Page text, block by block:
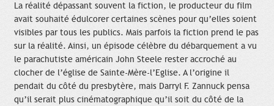
La réalité dépassant souvent la fiction, le producteur du film
avait souhaité édulcorer certaines scènes pour qu’elles soient
visibles par tous les publics. Mais parfois la fiction prend le pas
sur la réalité. Ainsi, un épisode célèbre du débarquement a vu
le parachutiste américain John Steele rester accroché au
clocher de l’église de Sainte-Mère-l’Eglise. A l’origine il
pendait du côté du presbytère, mais Darryl F. Zannuck pensa
qu’il serait plus cinématographique qu’il soit du côté de la